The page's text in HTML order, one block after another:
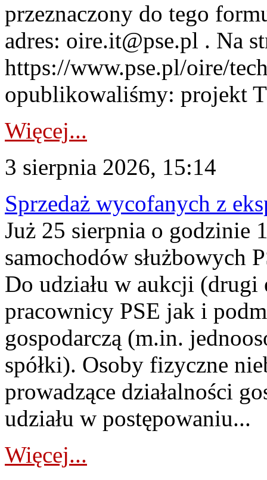
przeznaczony do tego
adres: oire.it@pse.pl . Na
https://www.pse.pl/oire/
opublikowaliśmy: projekt
Więcej...
3 sierpnia 2026, 15:14
Sprzedaż wycofanych z
Już 25 sierpnia o godzinie
samochodów służbowych
Do udziału w aukcji (drugi
pracownicy PSE jak i
gospodarczą (m.in.
spółki). Osoby fizyczne
prowadzące działalności
udziału w postępowaniu...
Więcej...